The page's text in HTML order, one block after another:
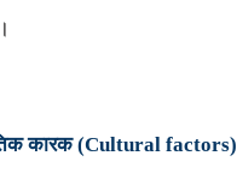
कारक (Cultural factors)